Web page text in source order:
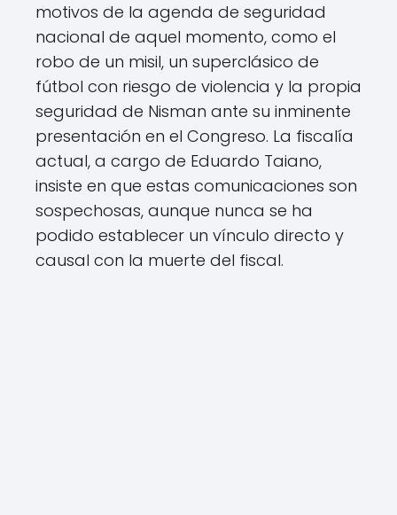
motivos de la agenda de seguridad
nacional de aquel momento, como el
robo de un misil, un superclásico de
fútbol con riesgo de violencia y la propia
seguridad de Nisman ante su inminente
presentación en el Congreso. La fiscalía
actual, a cargo de Eduardo Taiano,
insiste en que estas comunicaciones son
sospechosas, aunque nunca se ha
podido establecer un vínculo directo y
causal con la muerte del fiscal.